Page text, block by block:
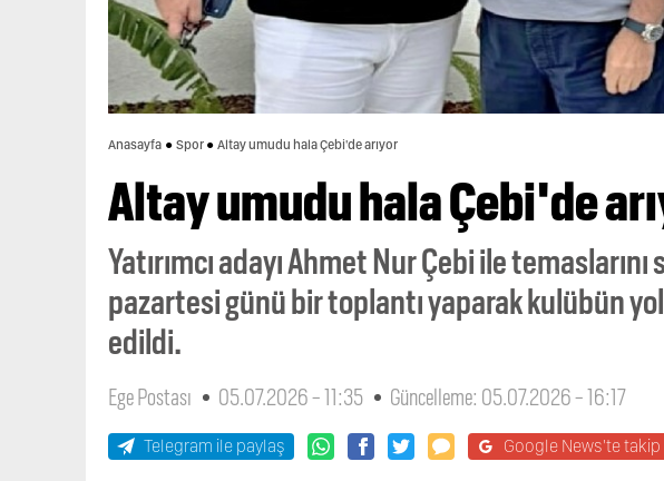
Anasayfa Spor Altay umudu hala Çebi'de arıyor
Altay umudu hala Çebi'de
Yatırımcı adayı Ahmet Nur Çebi ile
pazartesi günü bir toplantı yaparak kulübün
edildi.
Ege Postası 05.07.2026 - 11:35 Güncelleme: 05.07.2026 - 16:17
Telegram ile paylaş Google News'te takip